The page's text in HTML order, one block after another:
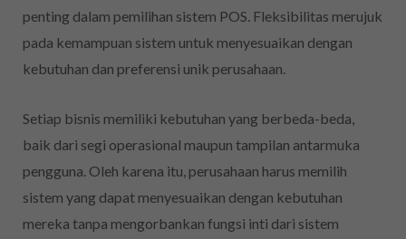
penting dalam pemilihan sistem POS. Fleksibilitas merujuk
pada kemampuan sistem untuk menyesuaikan dengan
kebutuhan dan preferensi unik perusahaan.
Setiap bisnis memiliki kebutuhan yang berbeda-beda,
baik dari segi operasional maupun tampilan antarmuka
pengguna. Oleh karena itu, perusahaan harus memilih
sistem yang dapat menyesuaikan dengan kebutuhan
mereka tanpa mengorbankan fungsi inti dari sistem